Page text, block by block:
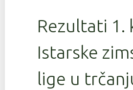
Rezultati 1.
Istarske
lige u